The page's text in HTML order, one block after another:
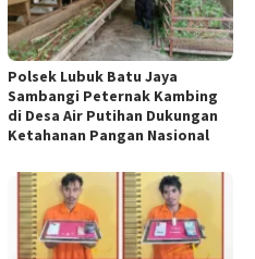
Polsek Lubuk Batu Jaya
Sambangi Peternak Kambing
di Desa Air Putihan Dukungan
Ketahanan Pangan Nasional